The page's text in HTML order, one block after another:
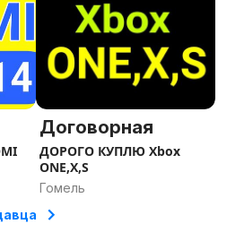
Договорная
ДОРОГО КУПЛЮ Xbox
ONE,X,S
Гомель